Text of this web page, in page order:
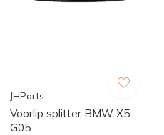
JHParts
Voorlip splitter BMW X5
G05